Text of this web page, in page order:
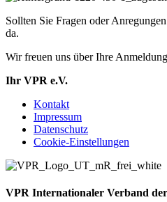
Sollten Sie Fragen oder
da.
Wir freuen uns über Ihre
Ihr VPR e.V.
Kontakt
Impressum
Datenschutz
Cookie-Einstellungen
VPR Internationaler Verband